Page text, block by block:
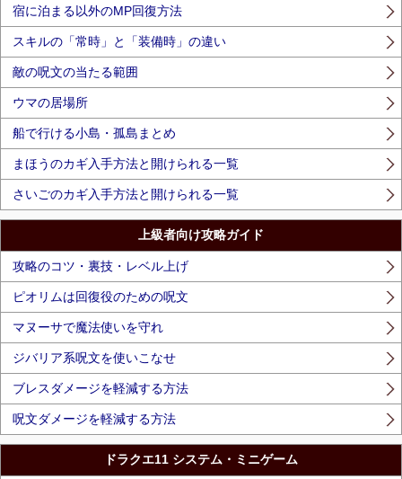
宿に泊まる以外のMP回復方法
スキルの「常時」と「装備時」の違い
敵の呪文の当たる範囲
ウマの居場所
船で行ける小島・孤島まとめ
まほうのカギ入手方法と開けられる一覧
さいごのカギ入手方法と開けられる一覧
上級者向け攻略ガイド
攻略のコツ・裏技・レベル上げ
ピオリムは回復役のための呪文
マヌーサで魔法使いを守れ
ジバリア系呪文を使いこなせ
ブレスダメージを軽減する方法
呪文ダメージを軽減する方法
ドラクエ11 システム・ミニゲーム